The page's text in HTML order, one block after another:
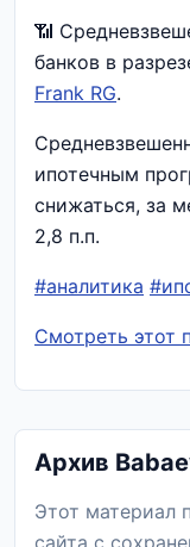
📶
банков в
Frank RG.
ипотечным
снижаться, за
2,8 п.п.
#аналитика
Смотреть этот
Архив
Этот материал
сайта с